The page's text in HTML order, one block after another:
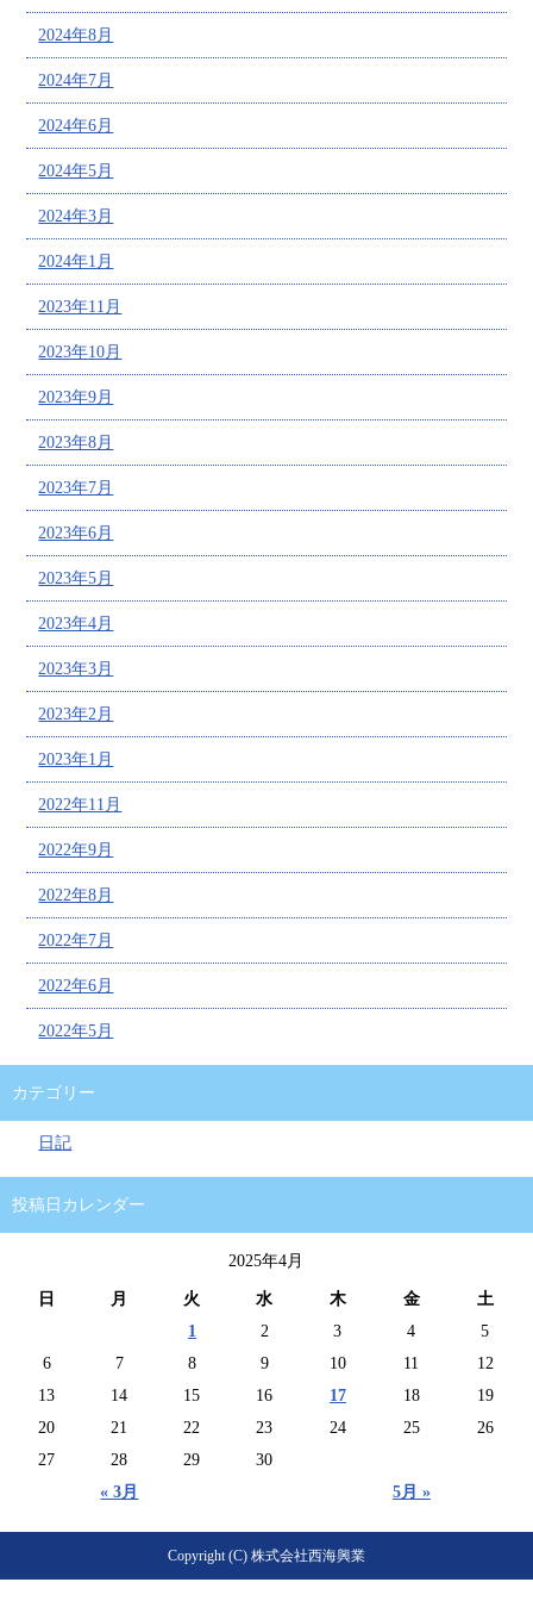
2024年8月
2024年7月
2024年6月
2024年5月
2024年3月
2024年1月
2023年11月
2023年10月
2023年9月
2023年8月
2023年7月
2023年6月
2023年5月
2023年4月
2023年3月
2023年2月
2023年1月
2022年11月
2022年9月
2022年8月
2022年7月
2022年6月
2022年5月
カテゴリー
日記
投稿日カレンダー
2025年4月
日 月 火 水 木 金 土
« 3月 5月 »
1 2 3 4
5
6
7 8 9 10 11
12
13
14 15 16 17 18
19
20
21 22 23 24 25
26
27
28 29 30
Copyright (C) 株式会社西海興業